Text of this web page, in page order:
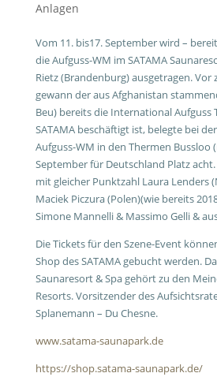
Anlagen
Vom 11. bis17. September wird –
die Aufguss-WM im SATAMA
Rietz (Brandenburg) ausgetragen. Vor
gewann der aus Afghanistan
Beu) bereits die International Aufguss
SATAMA beschäftigt ist, belegte bei
Aufguss-WM in den Thermen Bussloo
September für Deutschland Platz
mit gleicher Punktzahl Laura Lenders
Maciek Piczura (Polen)(wie bereits
Simone Mannelli & Massimo Gelli &
Die Tickets für den Szene-Event
Shop des SATAMA gebucht werden.
Saunaresort & Spa gehört zu den
Resorts. Vorsitzender des
Splanemann – Du Chesne.
www.satama-saunapark.de
https://shop.satama-saunapark.de/